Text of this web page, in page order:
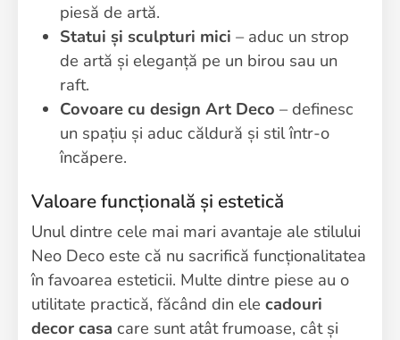
piesă de artă.
Statui și sculpturi mici – aduc un strop
de artă și eleganță pe un birou sau un
raft.
Covoare cu design Art Deco – definesc
un spațiu și aduc căldură și stil într-o
încăpere.
Valoare funcțională și estetică
Unul dintre cele mai mari avantaje ale stilului
Neo Deco este că nu sacrifică funcționalitatea
în favoarea esteticii. Multe dintre piese au o
utilitate practică, făcând din ele cadouri
decor casa care sunt atât frumoase, cât și